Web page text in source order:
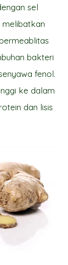
sel
melibatkan
bakteri
fenol.
ke dalam
dan lisis